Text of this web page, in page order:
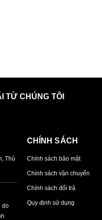
TỪ CHÚNG TÔI
Thủ
do
CHÍNH SÁCH
Chính sách bảo mật
Chính sách vận chuyển
Chính sách đổi trả
Quy định sử dụng